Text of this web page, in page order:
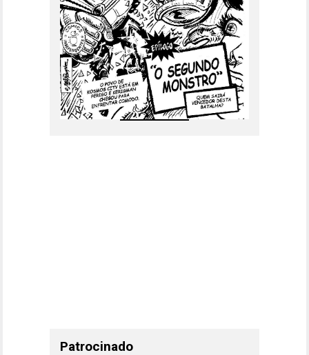
Patrocinado